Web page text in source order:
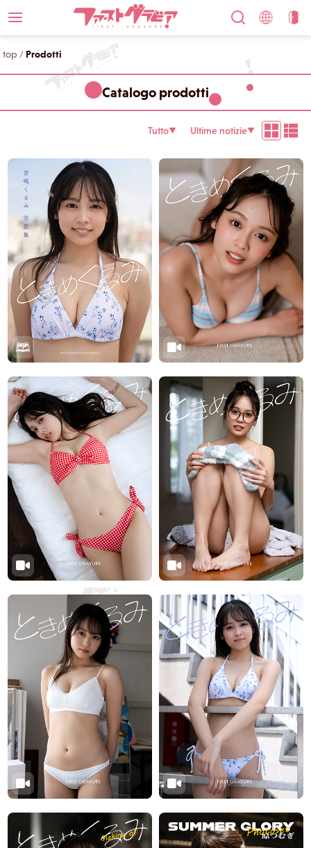
top / Prodotti
Catalogo prodotti
Tutto▼ Ultime notizie▼